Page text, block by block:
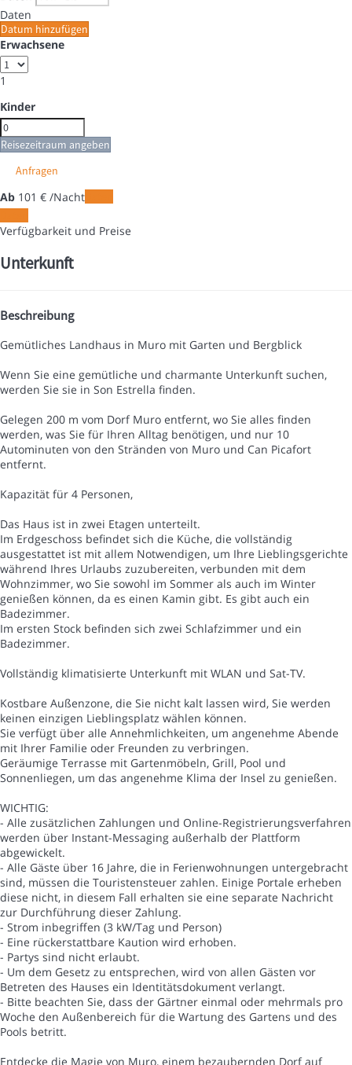
Daten
Datum hinzufügen
Erwachsene
1
Kinder
Reisezeitraum angeben
Anfragen
Ab 101 € /Nacht
Verfügbarkeit und Preise
Unterkunft
Beschreibung
Gemütliches Landhaus in Muro mit Garten und Bergblick
Wenn Sie eine gemütliche und charmante Unterkunft suchen,
werden Sie sie in Son Estrella finden.
Gelegen 200 m vom Dorf Muro entfernt, wo Sie alles finden
werden, was Sie für Ihren Alltag benötigen, und nur 10
Autominuten von den Stränden von Muro und Can Picafort
entfernt.
Kapazität für 4 Personen,
Das Haus ist in zwei Etagen unterteilt.
Im Erdgeschoss befindet sich die Küche, die vollständig
ausgestattet ist mit allem Notwendigen, um Ihre Lieblingsgerichte
während Ihres Urlaubs zuzubereiten, verbunden mit dem
Wohnzimmer, wo Sie sowohl im Sommer als auch im Winter
genießen können, da es einen Kamin gibt. Es gibt auch ein
Badezimmer.
Im ersten Stock befinden sich zwei Schlafzimmer und ein
Badezimmer.
Vollständig klimatisierte Unterkunft mit WLAN und Sat-TV.
Kostbare Außenzone, die Sie nicht kalt lassen wird, Sie werden
keinen einzigen Lieblingsplatz wählen können.
Sie verfügt über alle Annehmlichkeiten, um angenehme Abende
mit Ihrer Familie oder Freunden zu verbringen.
Geräumige Terrasse mit Gartenmöbeln, Grill, Pool und
Sonnenliegen, um das angenehme Klima der Insel zu genießen.
WICHTIG:
- Alle zusätzlichen Zahlungen und Online-Registrierungsverfahren
werden über Instant-Messaging außerhalb der Plattform
abgewickelt.
- Alle Gäste über 16 Jahre, die in Ferienwohnungen untergebracht
sind, müssen die Touristensteuer zahlen. Einige Portale erheben
diese nicht, in diesem Fall erhalten sie eine separate Nachricht
zur Durchführung dieser Zahlung.
- Strom inbegriffen (3 kW/Tag und Person)
- Eine rückerstattbare Kaution wird erhoben.
- Partys sind nicht erlaubt.
- Um dem Gesetz zu entsprechen, wird von allen Gästen vor
Betreten des Hauses ein Identitätsdokument verlangt.
- Bitte beachten Sie, dass der Gärtner einmal oder mehrmals pro
Woche den Außenbereich für die Wartung des Gartens und des
Pools betritt.
Entdecke die Magie von Muro, einem bezaubernden Dorf auf